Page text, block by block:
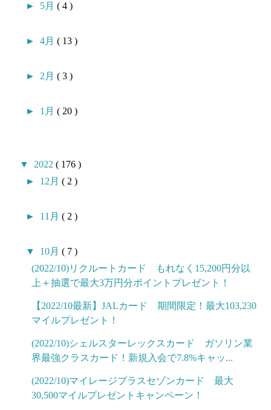
► 5月( 4 )
►4月( 13 )
► 2月( 3 )
► 1月( 20 )
▼ 2022( 176 )
► 12月( 2 )
► 11月( 2 )
▼ 10月( 7 )
(2022/10)リクルートカード もれなく15,200円分以
上＋抽選で最大3万円分ポイントプレゼント！
【2022/10最新】JALカード 期間限定！最大103,230
マイルプレゼント！
(2022/10)シェルスターレックスカード ガソリン業
界最強クラスカード！新規入会で7.8%キャッ...
(2022/10)マイレージプラスセゾンカード 最大
30,500マイルプレゼントキャンペーン！